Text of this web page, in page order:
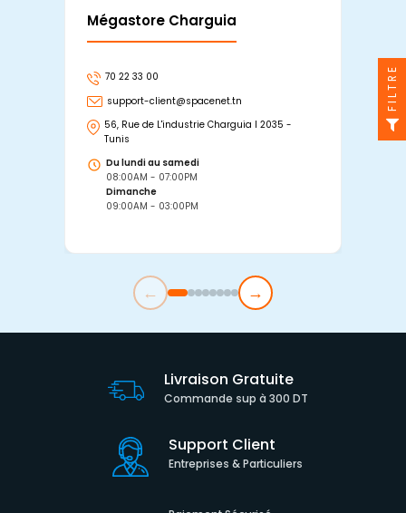
Mégastore Charguia
70 22 33 00
support-client@spacenet.tn
56, Rue de L'industrie Charguia I 2035 -
Tunis
Du lundi au samedi
08:00AM - 07:00PM
Dimanche
09:00AM - 03:00PM
← →
Livraison Gratuite
Commande sup à 300 DT
Support Client
Entreprises & Particuliers
FILTRE